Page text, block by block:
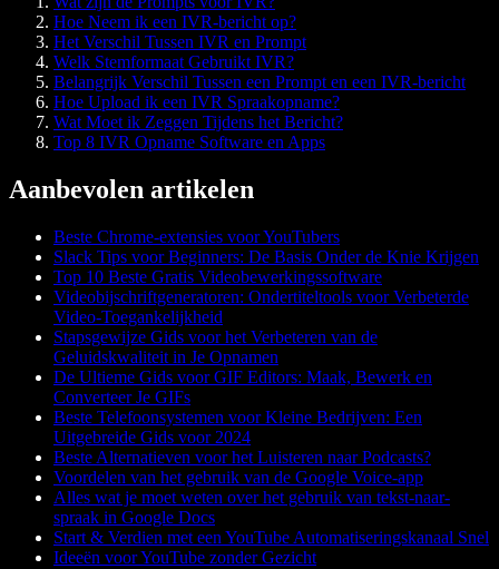
Hoe Neem ik een IVR-bericht op?
Het Verschil Tussen IVR en Prompt
Welk Stemformaat Gebruikt IVR?
Belangrijk Verschil Tussen een Prompt en een IVR-bericht
Hoe Upload ik een IVR Spraakopname?
Wat Moet ik Zeggen Tijdens het Bericht?
Top 8 IVR Opname Software en Apps
Aanbevolen artikelen
Beste Chrome-extensies voor YouTubers
Slack Tips voor Beginners: De Basis Onder de Knie Krijgen
Top 10 Beste Gratis Videobewerkingssoftware
Videobijschriftgeneratoren: Ondertiteltools voor Verbeterde
Video-Toegankelijkheid
Stapsgewijze Gids voor het Verbeteren van de
Geluidskwaliteit in Je Opnamen
De Ultieme Gids voor GIF Editors: Maak, Bewerk en
Converteer Je GIFs
Beste Telefoonsystemen voor Kleine Bedrijven: Een
Uitgebreide Gids voor 2024
Beste Alternatieven voor het Luisteren naar Podcasts?
Voordelen van het gebruik van de Google Voice-app
Alles wat je moet weten over het gebruik van tekst-naar-
spraak in Google Docs
Start & Verdien met een YouTube Automatiseringskanaal Snel
Ideeën voor YouTube zonder Gezicht